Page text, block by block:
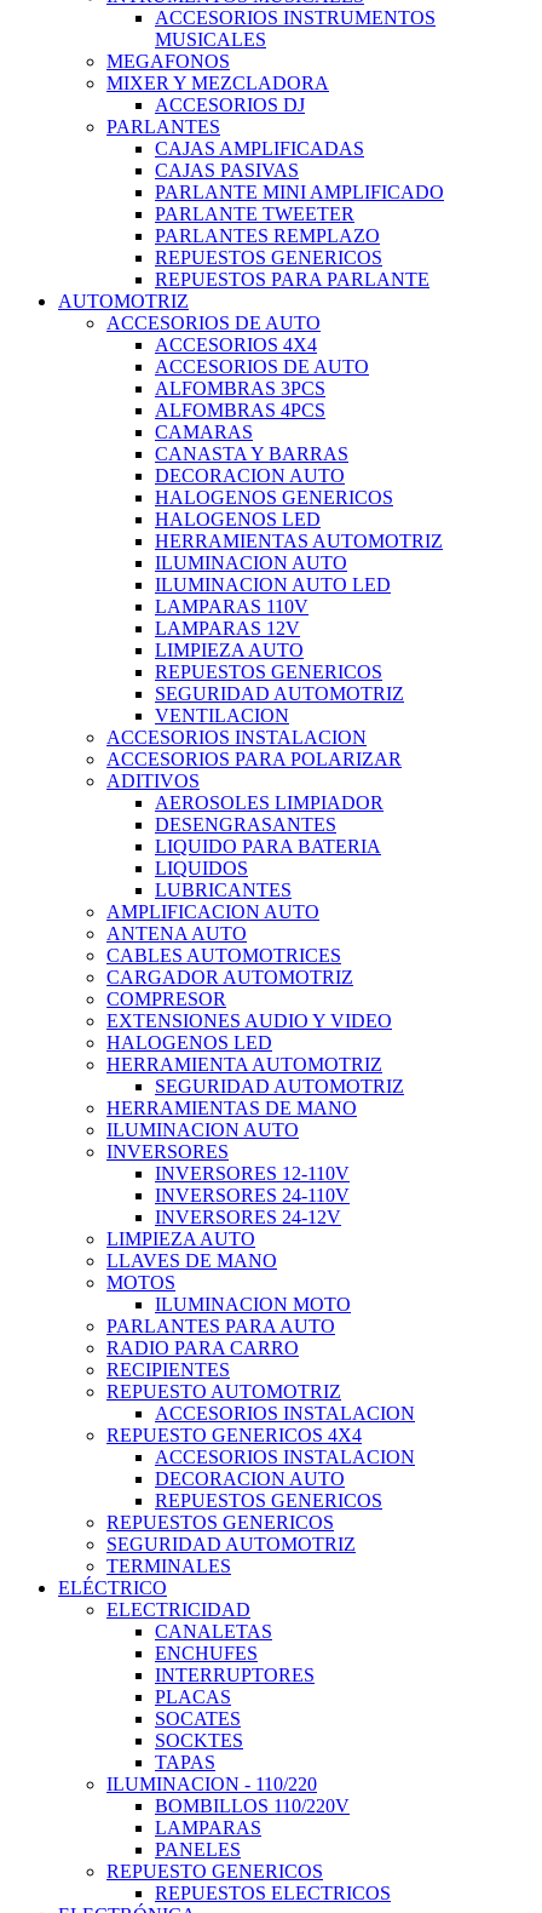
ACCESORIOS INSTRUMENTOS
MUSICALES
MEGAFONOS
MIXER Y MEZCLADORA
ACCESORIOS DJ
PARLANTES
CAJAS AMPLIFICADAS
CAJAS PASIVAS
PARLANTE MINI AMPLIFICADO
PARLANTE TWEETER
PARLANTES REMPLAZO
REPUESTOS GENERICOS
REPUESTOS PARA PARLANTE
AUTOMOTRIZ
ACCESORIOS DE AUTO
ACCESORIOS 4X4
ACCESORIOS DE AUTO
ALFOMBRAS 3PCS
ALFOMBRAS 4PCS
CAMARAS
CANASTA Y BARRAS
DECORACION AUTO
HALOGENOS GENERICOS
HALOGENOS LED
HERRAMIENTAS AUTOMOTRIZ
ILUMINACION AUTO
ILUMINACION AUTO LED
LAMPARAS 110V
LAMPARAS 12V
LIMPIEZA AUTO
REPUESTOS GENERICOS
SEGURIDAD AUTOMOTRIZ
VENTILACION
ACCESORIOS INSTALACION
ACCESORIOS PARA POLARIZAR
ADITIVOS
AEROSOLES LIMPIADOR
DESENGRASANTES
LIQUIDO PARA BATERIA
LIQUIDOS
LUBRICANTES
AMPLIFICACION AUTO
ANTENA AUTO
CABLES AUTOMOTRICES
CARGADOR AUTOMOTRIZ
COMPRESOR
EXTENSIONES AUDIO Y VIDEO
HALOGENOS LED
HERRAMIENTA AUTOMOTRIZ
SEGURIDAD AUTOMOTRIZ
HERRAMIENTAS DE MANO
ILUMINACION AUTO
INVERSORES
INVERSORES 12-110V
INVERSORES 24-110V
INVERSORES 24-12V
LIMPIEZA AUTO
LLAVES DE MANO
MOTOS
ILUMINACION MOTO
PARLANTES PARA AUTO
RADIO PARA CARRO
RECIPIENTES
REPUESTO AUTOMOTRIZ
ACCESORIOS INSTALACION
REPUESTO GENERICOS 4X4
ACCESORIOS INSTALACION
DECORACION AUTO
REPUESTOS GENERICOS
REPUESTOS GENERICOS
SEGURIDAD AUTOMOTRIZ
TERMINALES
ELÉCTRICO
ELECTRICIDAD
CANALETAS
ENCHUFES
INTERRUPTORES
PLACAS
SOCATES
SOCKTES
TAPAS
ILUMINACION - 110/220
BOMBILLOS 110/220V
LAMPARAS
PANELES
REPUESTO GENERICOS
REPUESTOS ELECTRICOS